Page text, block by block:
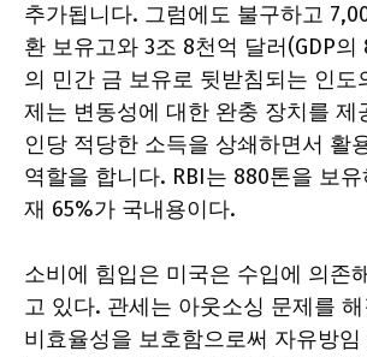
추가됩니다. 그럼에도 불구하고
환 보유고와 3조 8천억 달러(GDP의
의 민간 금 보유로 뒷받침되는 인도
제는 변동성에 대한 완충 장치를 제
인당 적당한 소득을 상쇄하면서 활
역할을 합니다. RBI는 880톤을 보
재 65%가 국내용이다.
소비에 힘입은 미국은 수입에 의존
고 있다. 관세는 아웃소싱 문제를
비효율성을 보호함으로써 자유방